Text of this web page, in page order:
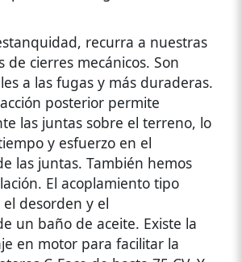
recurra a nuestras
de cierres mecánicos. Son
a las fugas y más duraderas.
posterior permite
las juntas sobre el terreno, lo
y esfuerzo en el
las juntas. También hemos
El acoplamiento tipo
desorden y el
un baño de aceite. Existe la
en motor para facilitar la